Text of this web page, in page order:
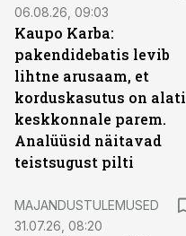
06.08.26, 09:03
Kaupo Karba:
pakendidebatis levib
lihtne arusaam, et
korduskasutus on alati
keskkonnale parem.
Analüüsid näitavad
teistsugust pilti
MAJANDUSTULEMUSED
31.07.26, 08:20